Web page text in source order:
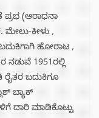
(ಆರಾಧನಾ
ಮೇಲು-ಕೀಳು ,
ಹೋರಾಟ ,
ನಡುವೆ 1951ರಲ್ಲಿ
ರೈತರ ಬದುಕಿಗೂ
ಬ್ಯಾಕ್
ದಾರಿ ಮಾಡಿಕೊಟ್ಟು